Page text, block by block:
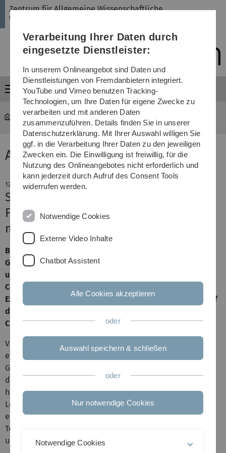
Direkt
Direkt
Direkt
(Sprache,
Drucken,
Media)
Direkt
Direkt
Zentrum für Allgemeine Wissenschaftliche
Weiterbildung
Menü
Aktuelle Meldung
12. August 2025
Sommer Science Camp 2025 –
Forschen, Entdecken und Lernen mit
mehreren Generationen
Beim Sommer Science Camp 2025 der Ulmer 3-
Generationen-Uni forschen und entdecken Schülerinnen
und Schüler der Klassen 5 bis 8 gemeinsam mit Senior-
Consultants. Eine Woche lang standen spannende
Experimente, Exkursionen und interaktive Workshops auf
dem Programm – von Astronomie bis Klimaschutz, von
Chemie bis Game-Design.
Vom 4. bis 8. August 2025 fand an der Universität Ulm
erneut das Sommer Science Camp der Ulmer 3-
Generationen-Uni (u3gu) statt. Schülerinnen und Schüler
der Klassen 5 bis 8 konnten in dieser Woche Wissenschaft
hautnah erleben – und das in einer ganz besonderen
Lernatmosphäre: Gemeinsam mit ehrenamtlich
engagierten Senior-Consultants tauchten die jungen
Teilnehmenden in spannende Experimente, Exkursionen
und Workshops ein.
Verarbeitung Ihrer Daten durch
eingesetzte Dienstleister:
In unserem Onlineangebot sind Daten und
Dienstleistungen von Fremdanbietern integriert.
YouTube und Vimeo benutzen Tracking-
Technologien, um Ihre Daten für eigene Zwecke zu
verarbeiten und mit anderen Daten
zusammenzuführen. Details finden Sie in unserer
Datenschutzerklärung. Mit Ihrer Auswahl willigen Sie
ggf. in die Verarbeitung Ihrer Daten zu den jeweiligen
Zwecken ein. Die Einwilligung ist freiwillig, für die
Nutzung des Onlineangebotes nicht erforderlich und
kann jederzeit durch Aufruf des Consent Tools
widerrufen werden.
Notwendige Cookies
Externe Video Inhalte
Chatbot Assistent
Alle Cookies akzeptieren
oder
Auswahl speichern & schließen
oder
Nur notwendige Cookies
Notwendige Cookies